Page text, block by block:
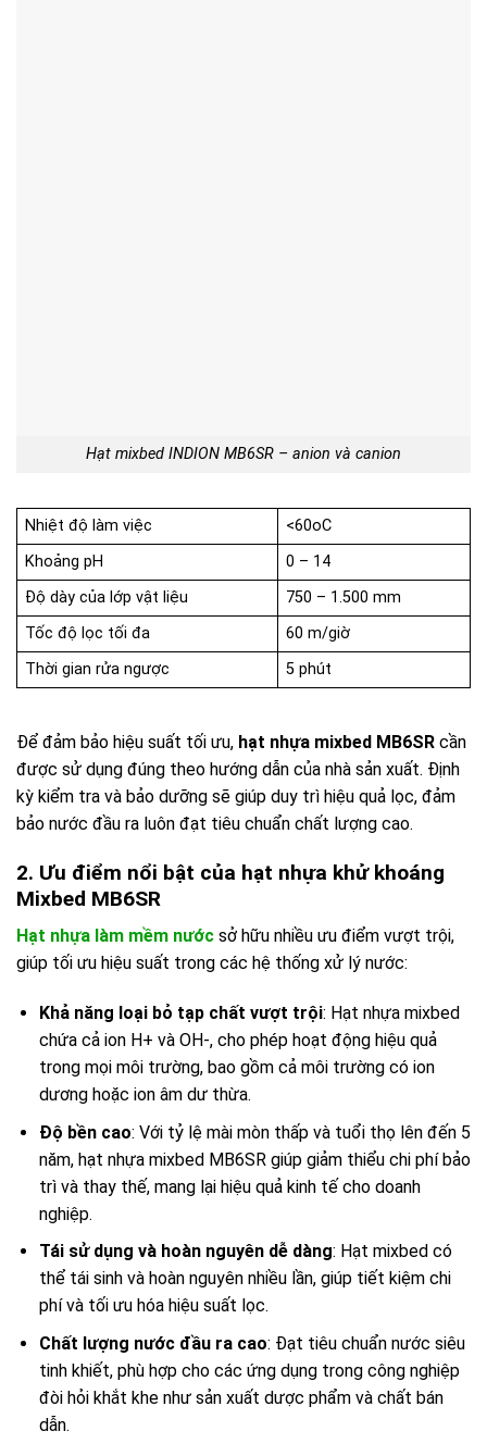
Hạt mixbed INDION MB6SR – anion và canion
Nhiệt độ làm việc
<60oC
Khoảng pH
0 – 14
Độ dày của lớp vật liệu
750 – 1.500 mm
Tốc độ lọc tối đa
60 m/giờ
Thời gian rửa ngược
5 phút
Để đảm bảo hiệu suất tối ưu, hạt nhựa mixbed MB6SR cần
được sử dụng đúng theo hướng dẫn của nhà sản xuất. Định
kỳ kiểm tra và bảo dưỡng sẽ giúp duy trì hiệu quả lọc, đảm
bảo nước đầu ra luôn đạt tiêu chuẩn chất lượng cao.
2. Ưu điểm nổi bật của hạt nhựa khử khoáng
Mixbed MB6SR
Hạt nhựa làm mềm nước sở hữu nhiều ưu điểm vượt trội,
giúp tối ưu hiệu suất trong các hệ thống xử lý nước:
Khả năng loại bỏ tạp chất vượt trội: Hạt nhựa mixbed
chứa cả ion H+ và OH-, cho phép hoạt động hiệu quả
trong mọi môi trường, bao gồm cả môi trường có ion
dương hoặc ion âm dư thừa.
Độ bền cao: Với tỷ lệ mài mòn thấp và tuổi thọ lên đến 5
năm, hạt nhựa mixbed MB6SR giúp giảm thiểu chi phí bảo
trì và thay thế, mang lại hiệu quả kinh tế cho doanh
nghiệp.
Tái sử dụng và hoàn nguyên dễ dàng: Hạt mixbed có
thể tái sinh và hoàn nguyên nhiều lần, giúp tiết kiệm chi
phí và tối ưu hóa hiệu suất lọc.
Chất lượng nước đầu ra cao: Đạt tiêu chuẩn nước siêu
tinh khiết, phù hợp cho các ứng dụng trong công nghiệp
đòi hỏi khắt khe như sản xuất dược phẩm và chất bán
dẫn.